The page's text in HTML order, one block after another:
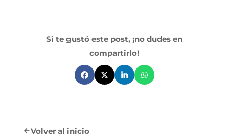
Si te gustó este post, ¡no dudes en
compartirlo!
Volver al inicio